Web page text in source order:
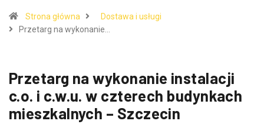
Strona główna
Dostawa i usługi
Przetarg na wykonanie…
Przetarg na wykonanie instalacji
c.o. i c.w.u. w czterech budynkach
mieszkalnych – Szczecin